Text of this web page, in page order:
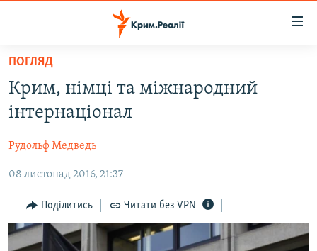
Перейти
основного
матеріалу
Перейти
до
навігації
Перейти
пошуку
ВОДА.КРИМ
ВІДЕО ТА ФОТО
ПОЛІТИКА
БЛОГИ
ПОГЛЯД
ІНТЕРВ'Ю
ПОГЛЯД
Крим, німці та міжнародний
інтернаціонал
Рудольф Медведь
08 листопад 2016, 21:37
Поділитись Читати без VPN